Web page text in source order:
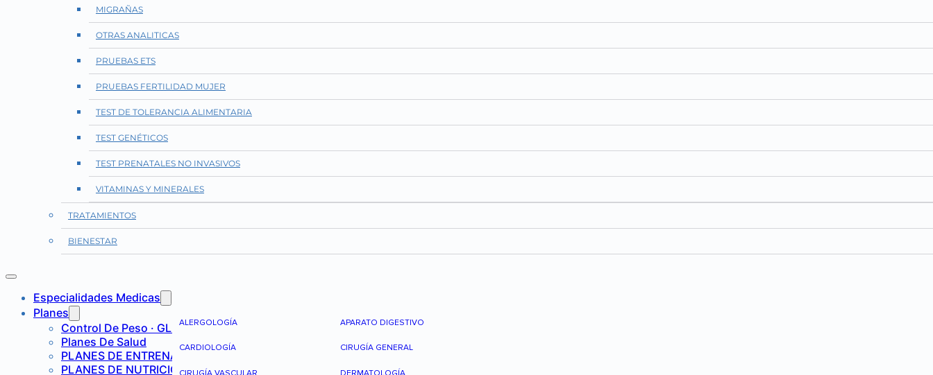
MIGRAÑAS
OTRAS ANALITICAS
PRUEBAS ETS
PRUEBAS FERTILIDAD MUJER
TEST DE TOLERANCIA ALIMENTARIA
TEST GENÉTICOS
TEST PRENATALES NO INVASIVOS
VITAMINAS Y MINERALES
TRATAMIENTOS
BIENESTAR
Especialidades Medicas
ALERGOLOGÍA APARATO DIGESTIVO
CARDIOLOGÍA CIRUGÍA GENERAL
Planes
Control De Peso · GLP-1
Planes De Salud
PLANES DE ENTRENAMIENTO
PLANES DE NUTRICIÓN